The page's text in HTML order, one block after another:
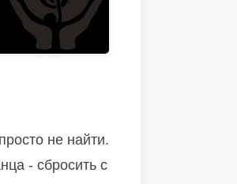
не найти.
- сбросить с